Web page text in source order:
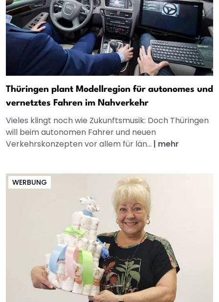
Thüringen plant Modellregion für autonomes und
vernetztes Fahren im Nahverkehr
Vieles klingt noch wie Zukunftsmusik: Doch Thüringen
will beim autonomen Fahrer und neuen
Verkehrskonzepten vor allem für län... | mehr
WERBUNG